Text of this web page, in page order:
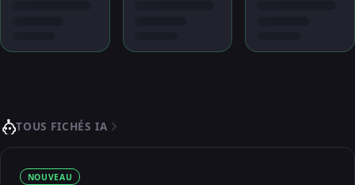
TOUS FICHÉS IA
NOUVEAU